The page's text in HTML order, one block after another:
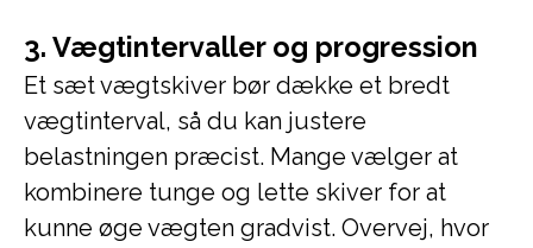
3. Vægtintervaller og progression
Et sæt vægtskiver bør dække et bredt
vægtinterval, så du kan justere
belastningen præcist. Mange vælger at
kombinere tunge og lette skiver for at
kunne øge vægten gradvist. Overvej, hvor